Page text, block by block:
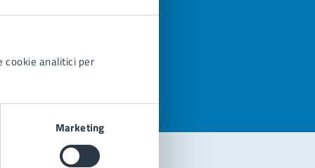
cookie analitici per
Marketing